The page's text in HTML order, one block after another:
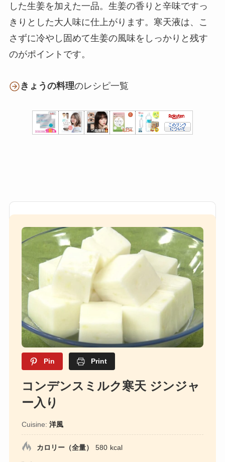
した生姜を加えた一品。生姜の香りと辛味ですっ
きりとした大人味に仕上がります。寒天液は、こ
さずに冷やし固めて生姜の風味をしっかりと残す
のがポイントです。
きょうの料理のレシピ一覧
Pin Print
コンデンスミルク寒天 ジンジャ
ー入り
Cuisine: 洋風
カロリー（全量） 580 kcal